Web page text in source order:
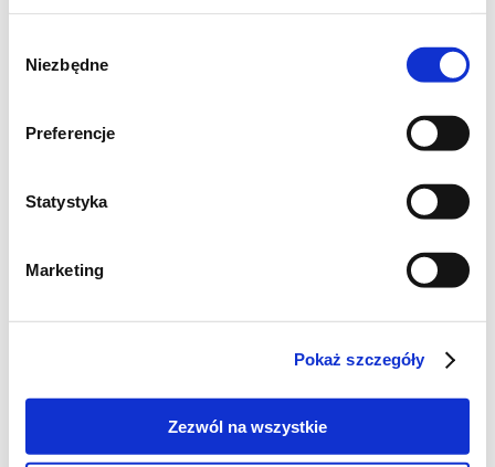
zgody
Niezbędne
Preferencje
Statystyka
Marketing
Pokaż szczegóły
Zezwól na wszystkie
Jak powstają oleje tłoczone na zimno Kujawski?